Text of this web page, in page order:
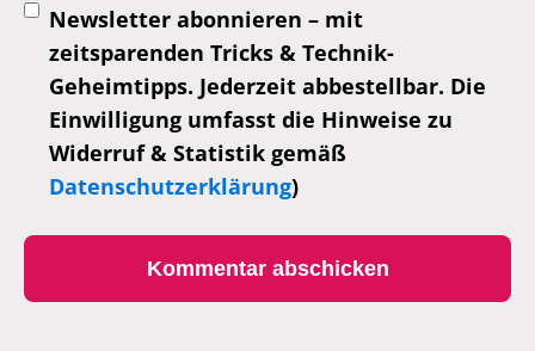
Newsletter abonnieren – mit
zeitsparenden Tricks & Technik-
Geheimtipps. Jederzeit abbestellbar. Die
Einwilligung umfasst die Hinweise zu
Widerruf & Statistik gemäß
Datenschutzerklärung)